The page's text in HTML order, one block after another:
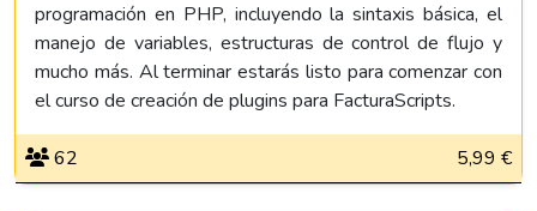
programación en PHP, incluyendo la sintaxis básica, el
manejo de variables, estructuras de control de flujo y
mucho más. Al terminar estarás listo para comenzar con
el curso de creación de plugins para FacturaScripts.
62 5,99 €